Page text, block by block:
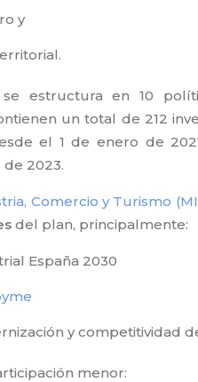
y
estructura en 10
un total de 212
el 1 de enero de
de 2023.
Comercio y Turismo
del plan, principalmente:
España 2030
y competitividad
menor: